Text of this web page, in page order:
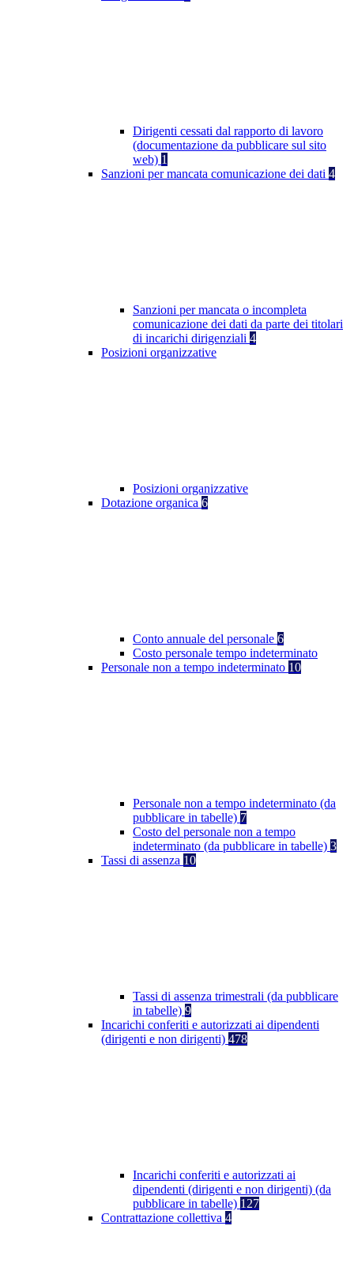
Dirigenti cessati dal rapporto di lavoro
(documentazione da pubblicare sul sito
web) 1
Sanzioni per mancata comunicazione dei dati 4
Sanzioni per mancata o incompleta
comunicazione dei dati da parte dei titolari
di incarichi dirigenziali 4
Posizioni organizzative
Posizioni organizzative
Dotazione organica 6
Conto annuale del personale 6
Costo personale tempo indeterminato
Personale non a tempo indeterminato 10
Personale non a tempo indeterminato (da
pubblicare in tabelle) 7
Costo del personale non a tempo
indeterminato (da pubblicare in tabelle) 3
Tassi di assenza 10
Tassi di assenza trimestrali (da pubblicare
in tabelle) 9
Incarichi conferiti e autorizzati ai dipendenti
(dirigenti e non dirigenti) 478
Incarichi conferiti e autorizzati ai
dipendenti (dirigenti e non dirigenti) (da
pubblicare in tabelle) 127
Contrattazione collettiva 4